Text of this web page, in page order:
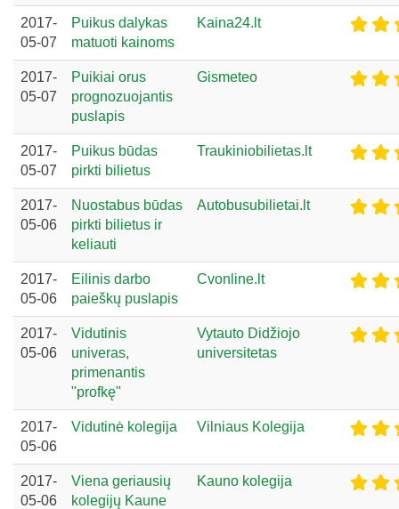
2017-
05-07
Puikus dalykas
matuoti kainoms
Kaina24.lt
2017-
05-07
Puikiai orus
prognozuojantis
puslapis
Gismeteo
2017-
05-07
Puikus būdas
pirkti bilietus
Traukiniobilietas.lt
2017-
05-06
Nuostabus būdas
pirkti bilietus ir
keliauti
Autobusubilietai.lt
2017-
05-06
Eilinis darbo
paieškų puslapis
Cvonline.lt
2017-
05-06
Vidutinis
univeras,
primenantis
"profkę"
Vytauto Didžiojo
universitetas
2017-
05-06
Vidutinė kolegija Vilniaus Kolegija
2017-
05-06
Viena geriausių
kolegijų Kaune
Kauno kolegija